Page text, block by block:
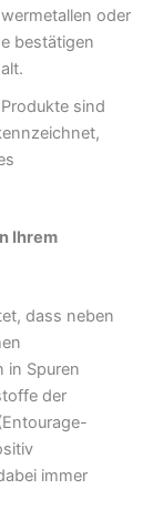
oder
bestätigen
sind
Ihrem
dass neben
in Spuren
der
immer